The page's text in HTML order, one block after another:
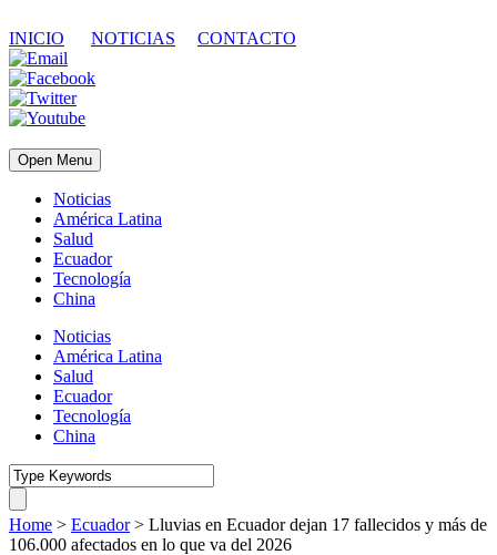
INICIO NOTICIAS CONTACTO
Open Menu
Noticias
América Latina
Salud
Ecuador
Tecnología
China
Noticias
América Latina
Salud
Ecuador
Tecnología
China
Home > Ecuador > Lluvias en Ecuador dejan 17 fallecidos y más de
106.000 afectados en lo que va del 2026